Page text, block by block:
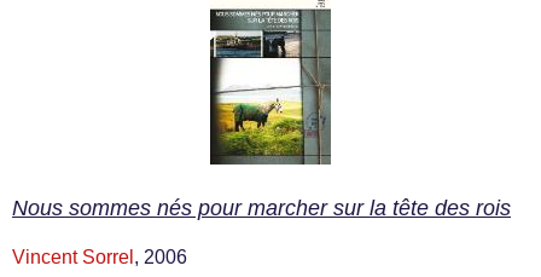
Nous sommes nés pour marcher sur la tête des rois
Vincent Sorrel , 2006